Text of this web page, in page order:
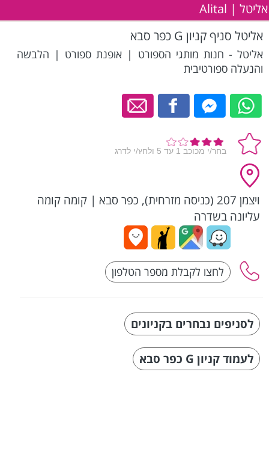
אליטל | Alital
אליטל סניף קניון G כפר סבא
אליטל - חנות מותגי הספורט | אופנת ספורט | הלבשה
והנעלה ספורטיבית
ויצמן 207 (כניסה מזרחית), כפר סבא | קומה קומה
עליונה בשדרה
לסניפים נבחרים בקניונים
לעמוד קניון G כפר סבא